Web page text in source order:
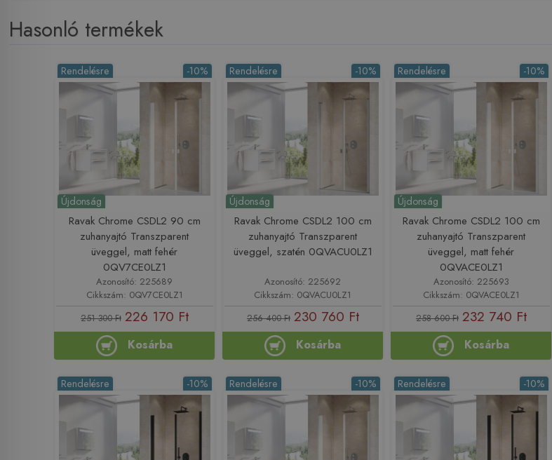
Hasonló termékek
Újdonság
-10%
Rendelésre
Ravak Chrome CSDL2 90 cm
zuhanyajtó Transzparent
üveggel, matt fehér
0QV7CE0LZ1
Azonosító: 225689
Cikkszám: 0QV7CE0LZ1
251 300 Ft 226 170 Ft
Kosárba
Újdonság
-10%
Rendelésre
Ravak Chrome CSDL2 100 cm
zuhanyajtó Transzparent
üveggel, szatén 0QVACU0LZ1
Azonosító: 225692
Cikkszám: 0QVACU0LZ1
256 400 Ft 230 760 Ft
Kosárba
Újdonság
-10%
Rendelésre
Ravak Chrome CSDL2 100 cm
zuhanyajtó Transzparent
üveggel, matt fehér
0QVACE0LZ1
Azonosító: 225693
Cikkszám: 0QVACE0LZ1
258 600 Ft 232 740 Ft
Kosárba
-10%
Rendelésre -10%
Rendelésre -10%
Rendelésre